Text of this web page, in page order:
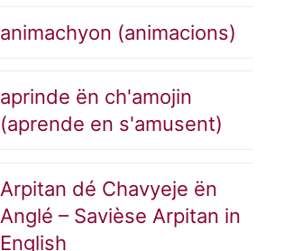
animachyon (animacions)
aprinde ën ch'amojin
(aprende en s'amusent)
Arpitan dé Chavyeje ën
Anglé – Savièse Arpitan in
English